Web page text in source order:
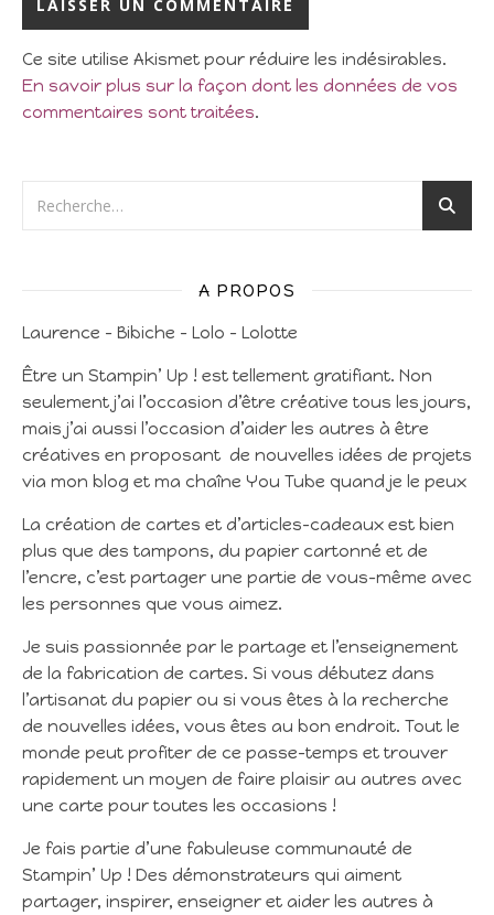
Ce site utilise Akismet pour réduire les indésirables.
En savoir plus sur la façon dont les données de vos
commentaires sont traitées.
A PROPOS
Laurence – Bibiche – Lolo – Lolotte
Être un Stampin’ Up ! est tellement gratifiant. Non
seulement j’ai l’occasion d’être créative tous les jours,
mais j’ai aussi l’occasion d’aider les autres à être
créatives en proposant de nouvelles idées de projets
via mon blog et ma chaîne You Tube quand je le peux
La création de cartes et d’articles-cadeaux est bien
plus que des tampons, du papier cartonné et de
l’encre, c’est partager une partie de vous-même avec
les personnes que vous aimez.
Je suis passionnée par le partage et l’enseignement
de la fabrication de cartes. Si vous débutez dans
l’artisanat du papier ou si vous êtes à la recherche
de nouvelles idées, vous êtes au bon endroit. Tout le
monde peut profiter de ce passe-temps et trouver
rapidement un moyen de faire plaisir au autres avec
une carte pour toutes les occasions !
Je fais partie d’une fabuleuse communauté de
Stampin’ Up ! Des démonstrateurs qui aiment
partager, inspirer, enseigner et aider les autres à